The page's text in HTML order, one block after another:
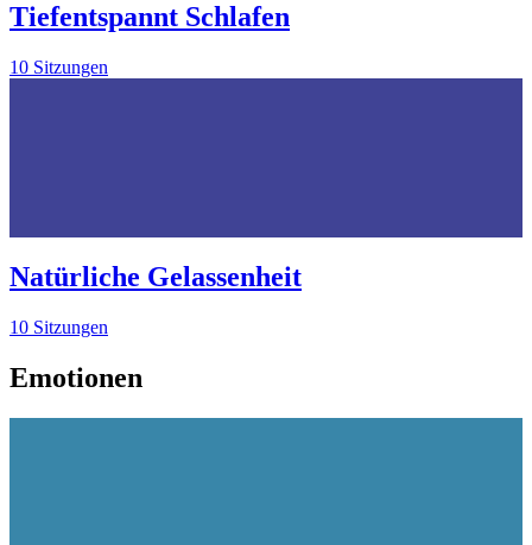
Tiefentspannt Schlafen
10 Sitzungen
Natürliche Gelassenheit
10 Sitzungen
Emotionen